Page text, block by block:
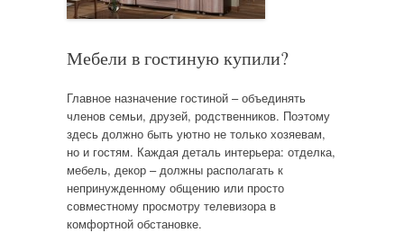
Мебели в гостиную купили?
Главное назначение гостиной – объединять
членов семьи, друзей, родственников. Поэтому
здесь должно быть уютно не только хозяевам,
но и гостям. Каждая деталь интерьера: отделка,
мебель, декор – должны располагать к
непринужденному общению или просто
совместному просмотру телевизора в
комфортной обстановке.